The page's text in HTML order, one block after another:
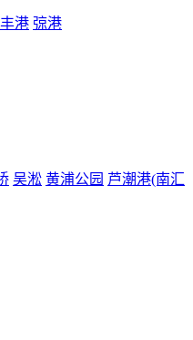
港 弶港
吴淞 黄浦公园 芦潮港(南汇